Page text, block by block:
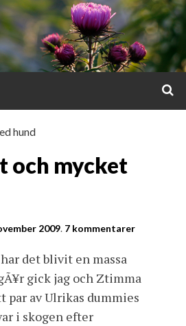
i ord & bild
hund
och mycket
2009. 7 kommentarer
det blivit en massa
gick jag och Ztimma
par av Ulrikas dummies
i skogen efter